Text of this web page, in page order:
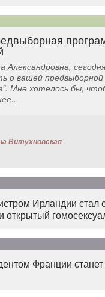
Александровна,
о вашей
Мне хотелось бы,
Витухновская
Ирландии стал
открытый
Франции